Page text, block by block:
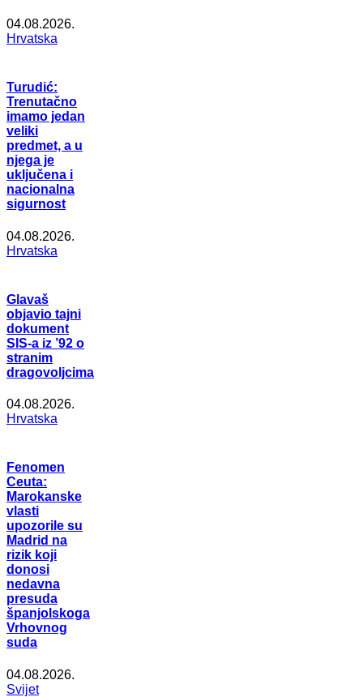
04.08.2026.
Hrvatska
Turudić:
Trenutačno
imamo jedan
veliki
predmet, a u
njega je
uključena i
nacionalna
sigurnost
04.08.2026.
Hrvatska
Glavaš
objavio tajni
dokument
SIS-a iz ’92 o
stranim
dragovoljcima
04.08.2026.
Hrvatska
Fenomen
Ceuta:
Marokanske
vlasti
upozorile su
Madrid na
rizik koji
donosi
nedavna
presuda
španjolskoga
Vrhovnog
suda
04.08.2026.
Svijet